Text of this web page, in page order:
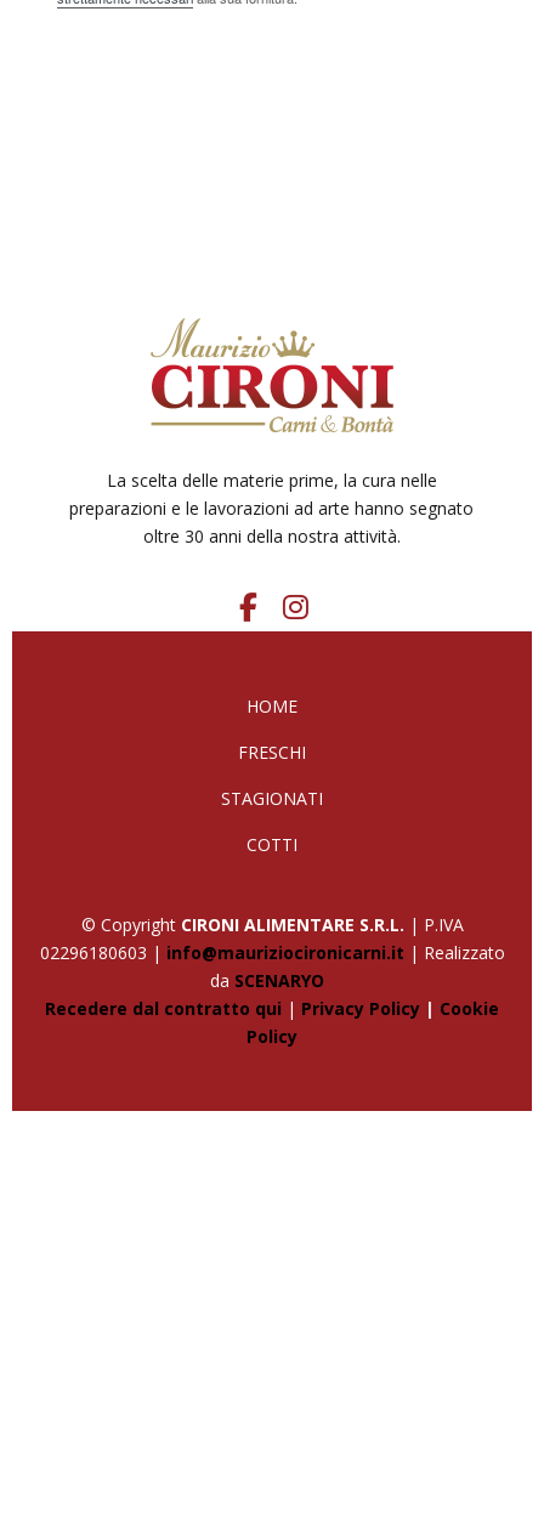
La scelta delle materie prime, la cura nelle
preparazioni e le lavorazioni ad arte hanno segnato
oltre 30 anni della nostra attività.
HOME
FRESCHI
STAGIONATI
COTTI
© Copyright CIRONI ALIMENTARE S.R.L. | P.IVA
02296180603 | info@mauriziocironicarni.it | Realizzato
da SCENARYO
Recedere dal contratto qui | Privacy Policy | Cookie
Policy